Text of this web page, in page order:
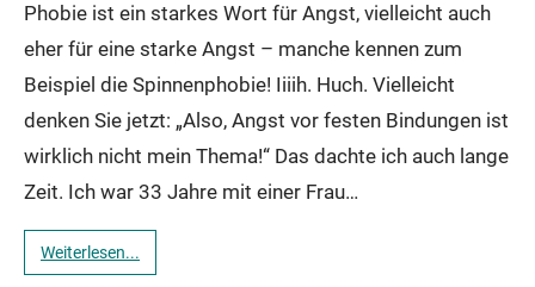
Phobie ist ein starkes Wort für Angst, vielleicht auch
eher für eine starke Angst – manche kennen zum
Beispiel die Spinnenphobie! Iiiih. Huch. Vielleicht
denken Sie jetzt: „Also, Angst vor festen Bindungen ist
wirklich nicht mein Thema!“ Das dachte ich auch lange
Zeit. Ich war 33 Jahre mit einer Frau…
Weiterlesen...